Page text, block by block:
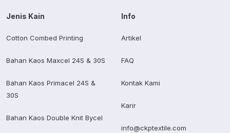
Jenis Kain
Cotton Combed Printing
Bahan Kaos Maxcel 24S & 30S
Bahan Kaos Primacel 24S &
30S
Bahan Kaos Double Knit Bycel
Info
Artikel
FAQ
Kontak Kami
Karir
info@ckptextile.com